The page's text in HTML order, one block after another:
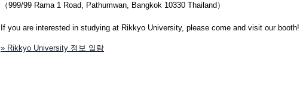
（999/99 Rama 1 Road, Pathumwan, Bangkok 10330 Thailand）
If you are interested in studying at Rikkyo University, please come and visit our booth!
» Rikkyo University 정보 일람